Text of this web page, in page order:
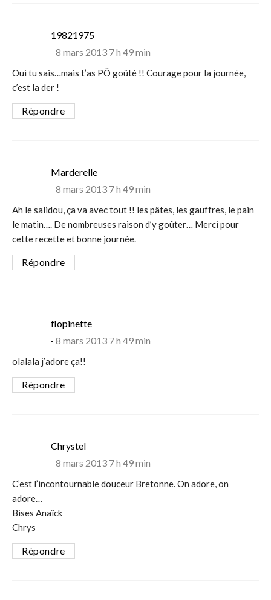
19821975says:
8 mars 2013 7 h 49 min
Oui tu sais…mais t’as PÔ goûté !! Courage pour la journée,
c’est la der !
Répondre
Marderellesays:
8 mars 2013 7 h 49 min
Ah le salidou, ça va avec tout !! les pâtes, les gauffres, le pain
le matin…. De nombreuses raison d’y goûter… Merci pour
cette recette et bonne journée.
Répondre
flopinettesays:
8 mars 2013 7 h 49 min
olalala j’adore ça!!
Répondre
Chrystelsays:
8 mars 2013 7 h 49 min
C’est l’incontournable douceur Bretonne. On adore, on
adore…
Bises Anaïck
Chrys
Répondre